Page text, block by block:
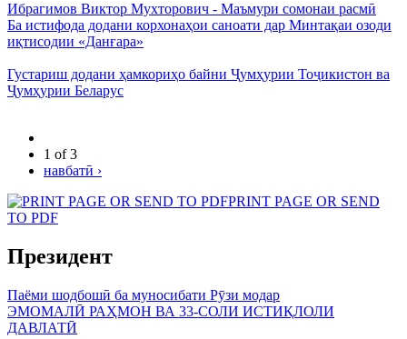
Ибрагимов Виктор Мухторович - Маъмури сомонаи расмӣ
Ба истифода додани корхонаҳои саноати дар Минтақаи озоди
иқтисодии «Данғара»
Густариш додани ҳамкориҳо байни Ҷумҳурии Тоҷикистон ва
Ҷумҳурии Беларус
1 of 3
навбатӣ ›
PRINT PAGE OR SEND
TO PDF
Президент
Паёми шодбошӣ ба муносибати Рӯзи модар
ЭМОМАЛӢ РАҲМОН ВА 33-СОЛИ ИСТИҚЛОЛИ
ДАВЛАТӢ